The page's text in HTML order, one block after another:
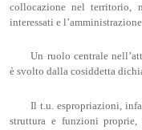
collocazione nel territorio,
interessati e l’amministrazione.
Un ruolo centrale
è svolto dalla cosiddetta
Il t.u. espropriazioni,
struttura e funzioni